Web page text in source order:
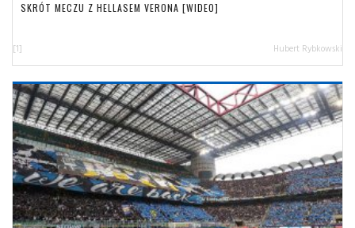
SKRÓT MECZU Z HELLASEM VERONA [WIDEO]
[1] Hubert Rybkowski